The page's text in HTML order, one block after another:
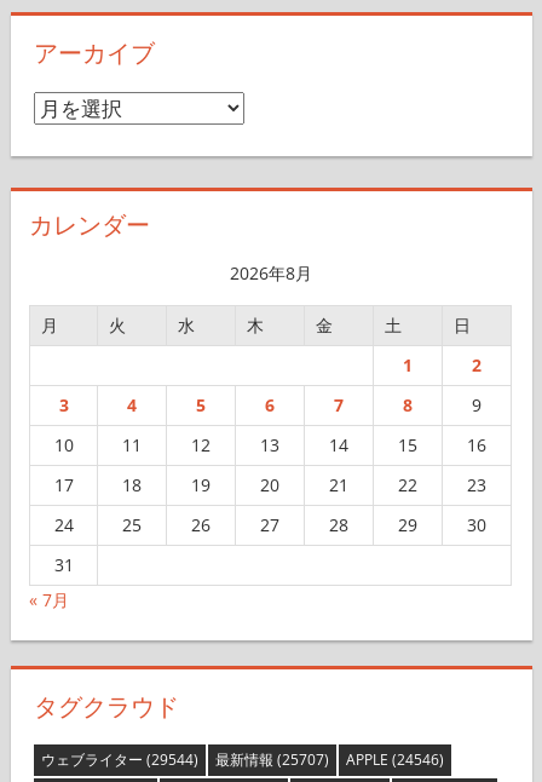
アーカイブ
ア
イ
カレンダー
2026年8月
月 火 水 木 金 土
日
1
2
3
4 5 6 7 8
9
10
11 12 13 14 15
16
17
18 19 20 21 22
23
24
25 26 27 28 29
30
31
« 7月
タグクラウド
ウェブライター (29544) 最新情報 (25707) APPLE (24546)